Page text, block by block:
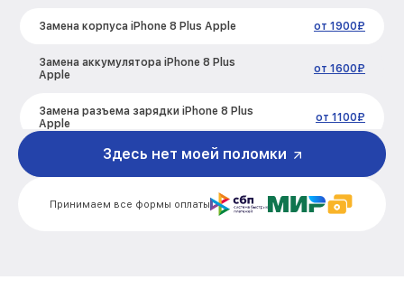
Замена корпуса iPhone 8 Plus Apple от 1900₽
Замена аккумулятора iPhone 8 Plus
Apple
от 1600₽
Замена разъема зарядки iPhone 8 Plus
Apple
от 1100₽
Замена микрофона iPhone 8 Plus Apple
Замена камеры iPhone 8 Plus Apple от 3000₽
Принимаем все формы оплаты
Здесь нет моей поломки